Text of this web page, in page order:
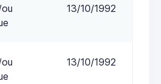
13/10/1992
13/10/1992